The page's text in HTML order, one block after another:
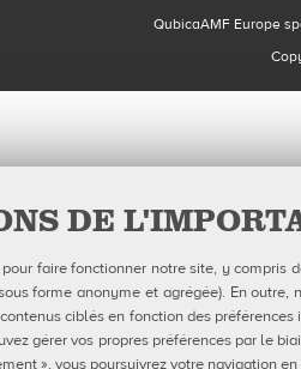
DE
faire fonctionner notre site, y
forme anonyme et agrégée). En
ciblés en fonction des
gérer vos propres préférences par le
», vous poursuivrez votre navigation
QubicaAMF Europe